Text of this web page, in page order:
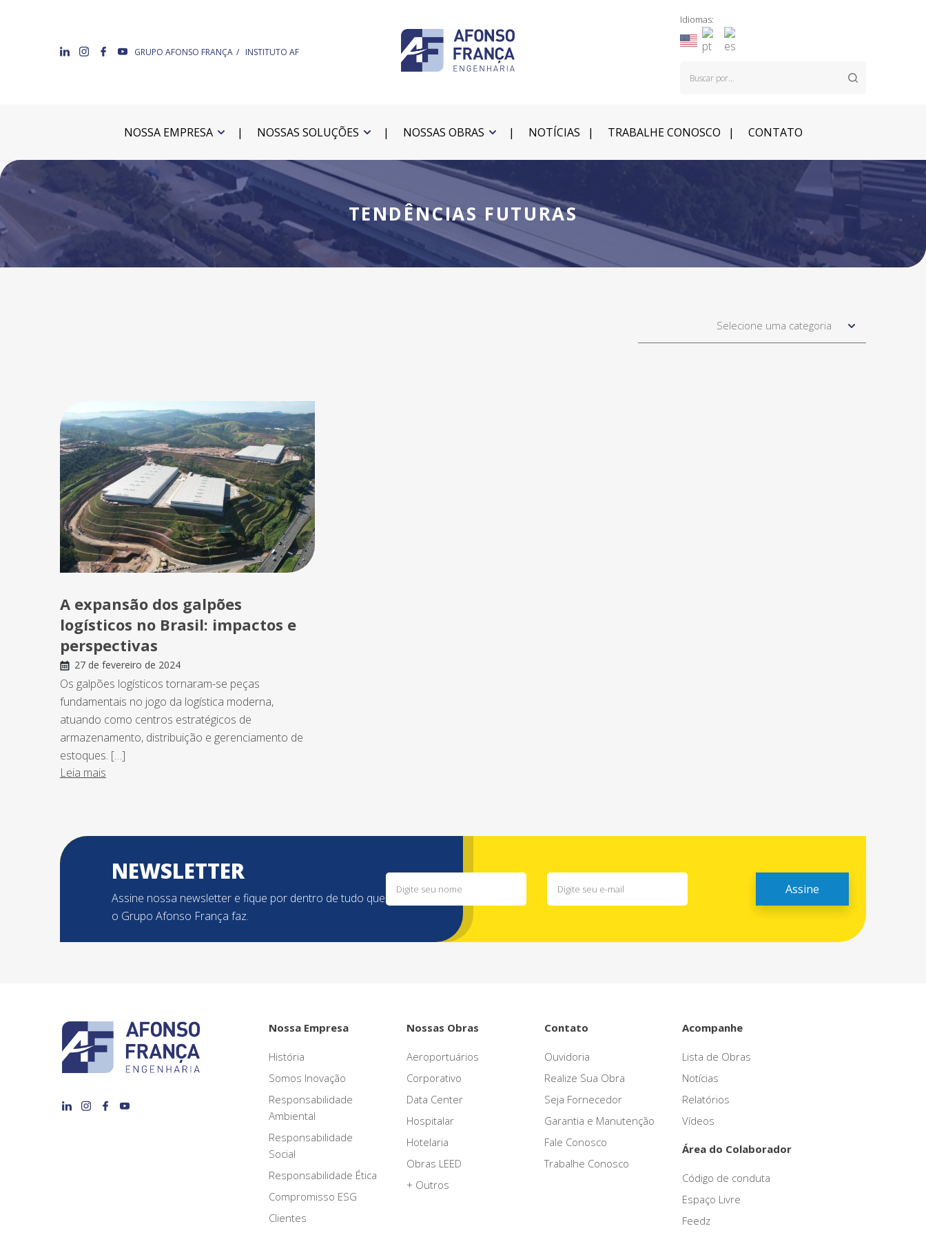
GRUPO AFONSO FRANÇA INSTITUTO AF
Idiomas:
NOSSA EMPRESA NOSSAS SOLUÇÕES NOSSAS OBRAS NOTÍCIAS TRABALHE CONOSCO CONTATO
TENDÊNCIAS FUTURAS
Selecione uma categoria
A expansão dos galpões
logísticos no Brasil: impactos e
perspectivas
27 de fevereiro de 2024
Os galpões logísticos tornaram-se peças
fundamentais no jogo da logística moderna,
atuando como centros estratégicos de
armazenamento, distribuição e gerenciamento de
estoques. […]
Leia mais
NEWSLETTER
Assine nossa newsletter e fique por dentro de tudo que
o Grupo Afonso França faz.
Nossa Empresa
História
Somos Inovação
Responsabilidade
Ambiental
Responsabilidade
Social
Responsabilidade Ética
Compromisso ESG
Clientes
Nossas Obras
Aeroportuários
Corporativo
Data Center
Hospitalar
Hotelaria
Obras LEED
+ Outros
Contato
Ouvidoria
Realize Sua Obra
Seja Fornecedor
Garantia e Manutenção
Fale Conosco
Trabalhe Conosco
Acompanhe
Lista de Obras
Notícias
Relatórios
Vídeos
Área do Colaborador
Código de conduta
Espaço Livre
Feedz